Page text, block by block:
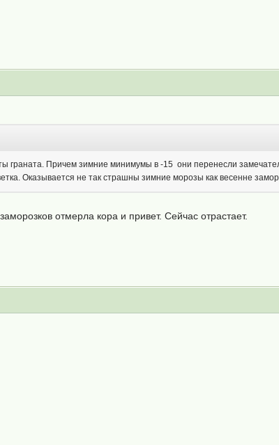
граната. Причем зимние минимумы в -15 они перенесли
Оказывается не так страшны зимние морозы как весенне
отмерла кора и привет. Сейчас отрастает.